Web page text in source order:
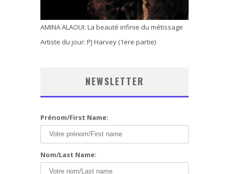
AMINA ALAOUI: La beauté infinie du métissage
Artiste du jour: PJ Harvey (1ere partie)
NEWSLETTER
Prénom/First Name:
Nom/Last Name: